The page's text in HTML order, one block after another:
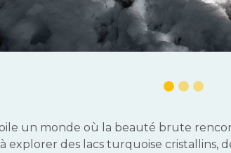
un monde où la beauté brute
des lacs turquoise cristallins,